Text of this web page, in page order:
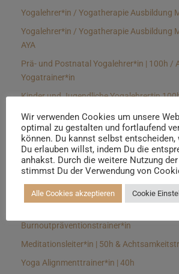
Yogalehrer*in / Yogatherapie Ausbildung
Yogalehrer*in / Yogatherapie Ausbildung
AYA
Prä- und Postnatal Yogalehrer*in | 100h /
Yogatrainer*in
Kinder und Jugendliche Yogalehrer*in
Yin Yogalehrer*in | 100 h &
Hormon Yogalehrer*in / Yogatherapeut*in
Stressmanagementtrainer*in | 70h
Longevitytrainer*in
Burnoutpräventionstrainer*in
Meditationsleiter*in | 50h &
Yoga Alignmenttrainer*in | 40h
Wir verwenden Cookies um unsere
optimal zu gestalten und fortlaufend
können. Du kannst selbst
Du erlauben willst, indem Du die
anhakst. Durch die weitere Nutzung
stimmst Du der Verwendung von
Alle Cookies akzeptieren Cookie